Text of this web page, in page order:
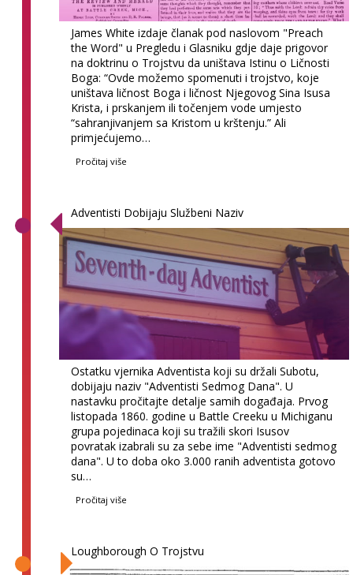
James White izdaje članak pod naslovom "Preach
the Word" u Pregledu i Glasniku gdje daje prigovor
na doktrinu o Trojstvu da uništava Istinu o Ličnosti
Boga: “Ovde možemo spomenuti i trojstvo, koje
uništava ličnost Boga i ličnost Njegovog Sina Isusa
Krista, i prskanjem ili točenjem vode umjesto
“sahranjivanjem sa Kristom u krštenju.” Ali
primjećujemo…
Pročitaj više
Adventisti Dobijaju Službeni Naziv
Ostatku vjernika Adventista koji su držali Subotu,
dobijaju naziv "Adventisti Sedmog Dana". U
nastavku pročitajte detalje samih događaja. Prvog
listopada 1860. godine u Battle Creeku u Michiganu
grupa pojedinaca koji su tražili skori Isusov
povratak izabrali su za sebe ime "Adventisti sedmog
dana". U to doba oko 3.000 ranih adventista gotovo
su…
Pročitaj više
Loughborough O Trojstvu